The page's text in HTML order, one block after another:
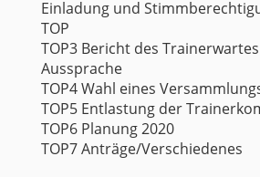
Einladung und
TOP
TOP3 Bericht des
Aussprache
TOP4 Wahl eines
TOP5 Entlastung der
TOP6 Planung 2020
TOP7 Anträge/Verschiedenes